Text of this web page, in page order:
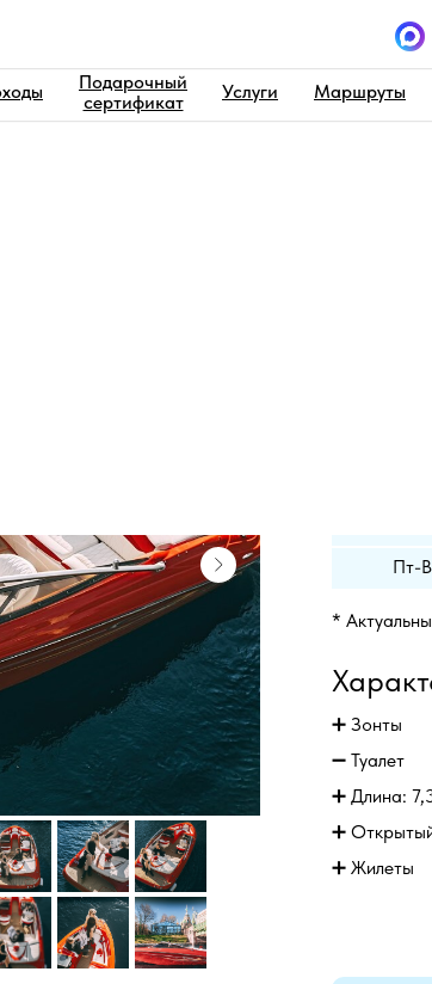
Маршруты
Услуги
Подарочный
сертификат
Пт-
➖ Туалет
➕ Длина:
➕
➕ Жилеты
➕ Зонты
*